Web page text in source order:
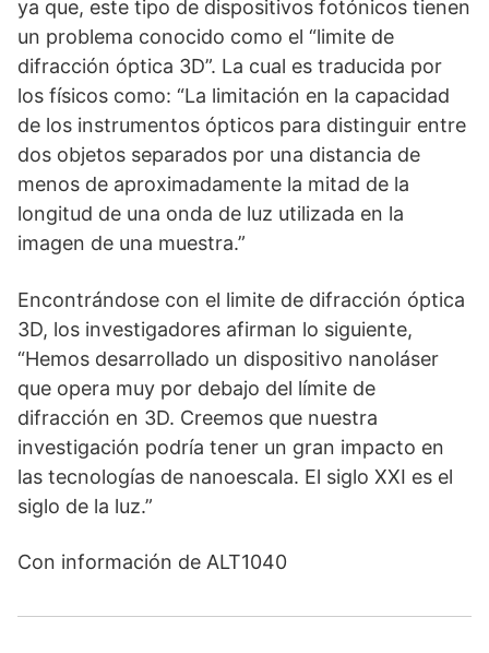
ya que, este tipo de dispositivos fotónicos tienen
un problema conocido como el “limite de
difracción óptica 3D”. La cual es traducida por
los físicos como: “La limitación en la capacidad
de los instrumentos ópticos para distinguir entre
dos objetos separados por una distancia de
menos de aproximadamente la mitad de la
longitud de una onda de luz utilizada en la
imagen de una muestra.”
Encontrándose con el limite de difracción óptica
3D, los investigadores afirman lo siguiente,
“Hemos desarrollado un dispositivo nanoláser
que opera muy por debajo del límite de
difracción en 3D. Creemos que nuestra
investigación podría tener un gran impacto en
las tecnologías de nanoescala. El siglo XXI es el
siglo de la luz.”
Con información de ALT1040